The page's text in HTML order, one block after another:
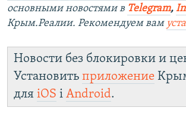
основными новостями в Telegram,
Крым.Реалии. Рекомендуем вам
Новости без блокировки и
Установить приложение
для iOS і Android.